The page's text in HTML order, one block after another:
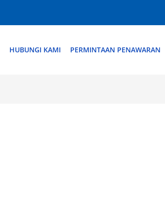
HUBUNGI KAMI PERMINTAAN PENAWARAN